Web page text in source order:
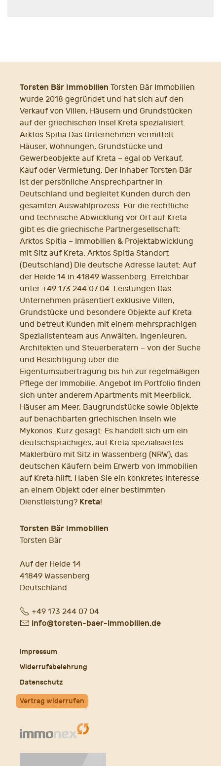
Torsten Bär Immobilien Torsten Bär Immobilien
wurde 2018 gegründet und hat sich auf den
Verkauf von Villen, Häusern und Grundstücken
auf der griechischen Insel Kreta spezialisiert.
Arktos Spitia Das Unternehmen vermittelt
Häuser, Wohnungen, Grundstücke und
Gewerbeobjekte auf Kreta – egal ob Verkauf,
Kauf oder Vermietung. Der Inhaber Torsten Bär
ist der persönliche Ansprechpartner in
Deutschland und begleitet Kunden durch den
gesamten Auswahlprozess. Für die rechtliche
und technische Abwicklung vor Ort auf Kreta
gibt es die griechische Partnergesellschaft:
Arktos Spitia – Immobilien & Projektabwicklung
mit Sitz auf Kreta. Arktos Spitia Standort
(Deutschland) Die deutsche Adresse lautet: Auf
der Heide 14 in 41849 Wassenberg. Erreichbar
unter +49 173 244 07 04. Leistungen Das
Unternehmen präsentiert exklusive Villen,
Grundstücke und besondere Objekte auf Kreta
und betreut Kunden mit einem mehrsprachigen
Spezialistenteam aus Anwälten, Ingenieuren,
Architekten und Steuerberatern – von der Suche
und Besichtigung über die
Eigentumsübertragung bis hin zur regelmäßigen
Pflege der Immobilie. Angebot Im Portfolio finden
sich unter anderem Apartments mit Meerblick,
Häuser am Meer, Baugrundstücke sowie Objekte
auf benachbarten griechischen Inseln wie
Mykonos. Kurz gesagt: Es handelt sich um ein
deutschsprachiges, auf Kreta spezialisiertes
Maklerbüro mit Sitz in Wassenberg (NRW), das
deutschen Käufern beim Erwerb von Immobilien
auf Kreta hilft. Haben Sie ein konkretes Interesse
an einem Objekt oder einer bestimmten
Dienstleistung? Kreta!
Torsten Bär Immobilien
Torsten Bär
Auf der Heide 14
41849 Wassenberg
Deutschland
Fon+49 173 244 07 04
E- info@torsten-baer-immobilien.de
Impressum
Widerrufsbelehrung
Datenschutz
Vertrag widerrufen